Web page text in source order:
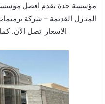
مؤسسة جدة تقدم افضل مؤسسة
المنازل القديمة – شركة
الاسعار اتصل الآن.